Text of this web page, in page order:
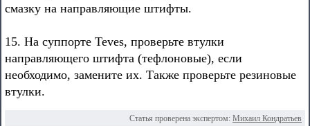
смазку на направляющие штифты.
15. На суппорте Teves, проверьте втулки
направляющего штифта (тефлоновые), если
необходимо, замените их. Также проверьте резиновые
втулки.
Статья проверена экспертом: Михаил Кондратьев